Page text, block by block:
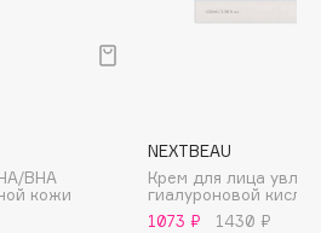
BHA
кожи
NEXTBEAU
Крем для лица
гиалуроновой
1073 ₽
1430 ₽